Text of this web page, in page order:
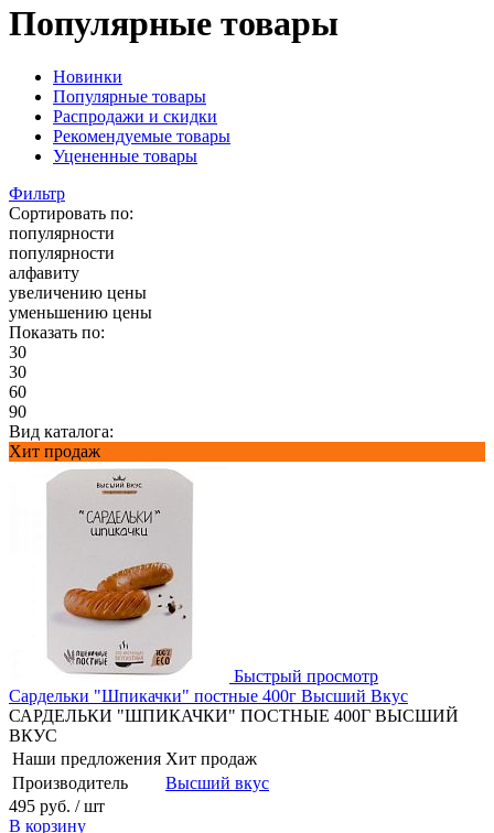
Популярные товары
Новинки
Популярные товары
Распродажи и скидки
Рекомендуемые товары
Уцененные товары
Фильтр
Сортировать по:
популярности
популярности
алфавиту
увеличению цены
уменьшению цены
Показать по:
30
30
60
90
Вид каталога:
Хит продаж
Быстрый просмотр
Сардельки "Шпикачки" постные 400г Высший Вкус
САРДЕЛЬКИ "ШПИКАЧКИ" ПОСТНЫЕ 400Г ВЫСШИЙ
ВКУС
Наши предложения Хит продаж
Производитель
Высший вкус
495 руб. / шт
В корзину